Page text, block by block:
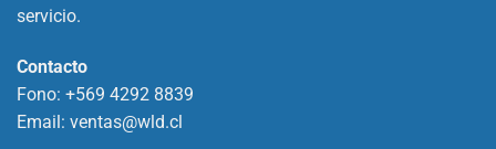
servicio.
Contacto
Fono: +569 4292 8839
Email: ventas@wld.cl